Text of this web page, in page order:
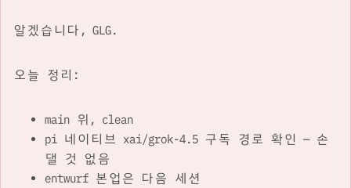
알겠습니다, GLG.
오늘 정리:
main 위, clean
pi 네이티브 xai/grok-4.5 구독 경로 확인 — 손
댈 것 없음
entwurf 본업은 다음 세션